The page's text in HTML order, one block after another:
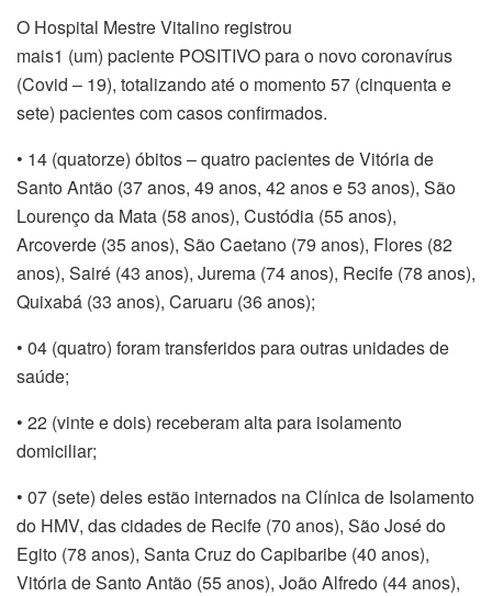
O Hospital Mestre Vitalino registrou
mais1 (um) paciente POSITIVO para o novo coronavírus
(Covid – 19), totalizando até o momento 57 (cinquenta e
sete) pacientes com casos confirmados.
• 14 (quatorze) óbitos – quatro pacientes de Vitória de
Santo Antão (37 anos, 49 anos, 42 anos e 53 anos), São
Lourenço da Mata (58 anos), Custódia (55 anos),
Arcoverde (35 anos), São Caetano (79 anos), Flores (82
anos), Sairé (43 anos), Jurema (74 anos), Recife (78 anos),
Quixabá (33 anos), Caruaru (36 anos);
• 04 (quatro) foram transferidos para outras unidades de
saúde;
• 22 (vinte e dois) receberam alta para isolamento
domiciliar;
• 07 (sete) deles estão internados na Clínica de Isolamento
do HMV, das cidades de Recife (70 anos), São José do
Egito (78 anos), Santa Cruz do Capibaribe (40 anos),
Vitória de Santo Antão (55 anos), João Alfredo (44 anos),